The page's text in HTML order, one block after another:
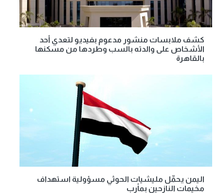
كشف ملابسات منشور مدعوم بفيديو لتعدي أحد
الأشخاص على والدته بالسب وطردها من مسكنها
بالقاهرة
اليمن يحمِّل مليشيات الحوثي مسؤولية استهداف
مخيمات النازحين بمأرب